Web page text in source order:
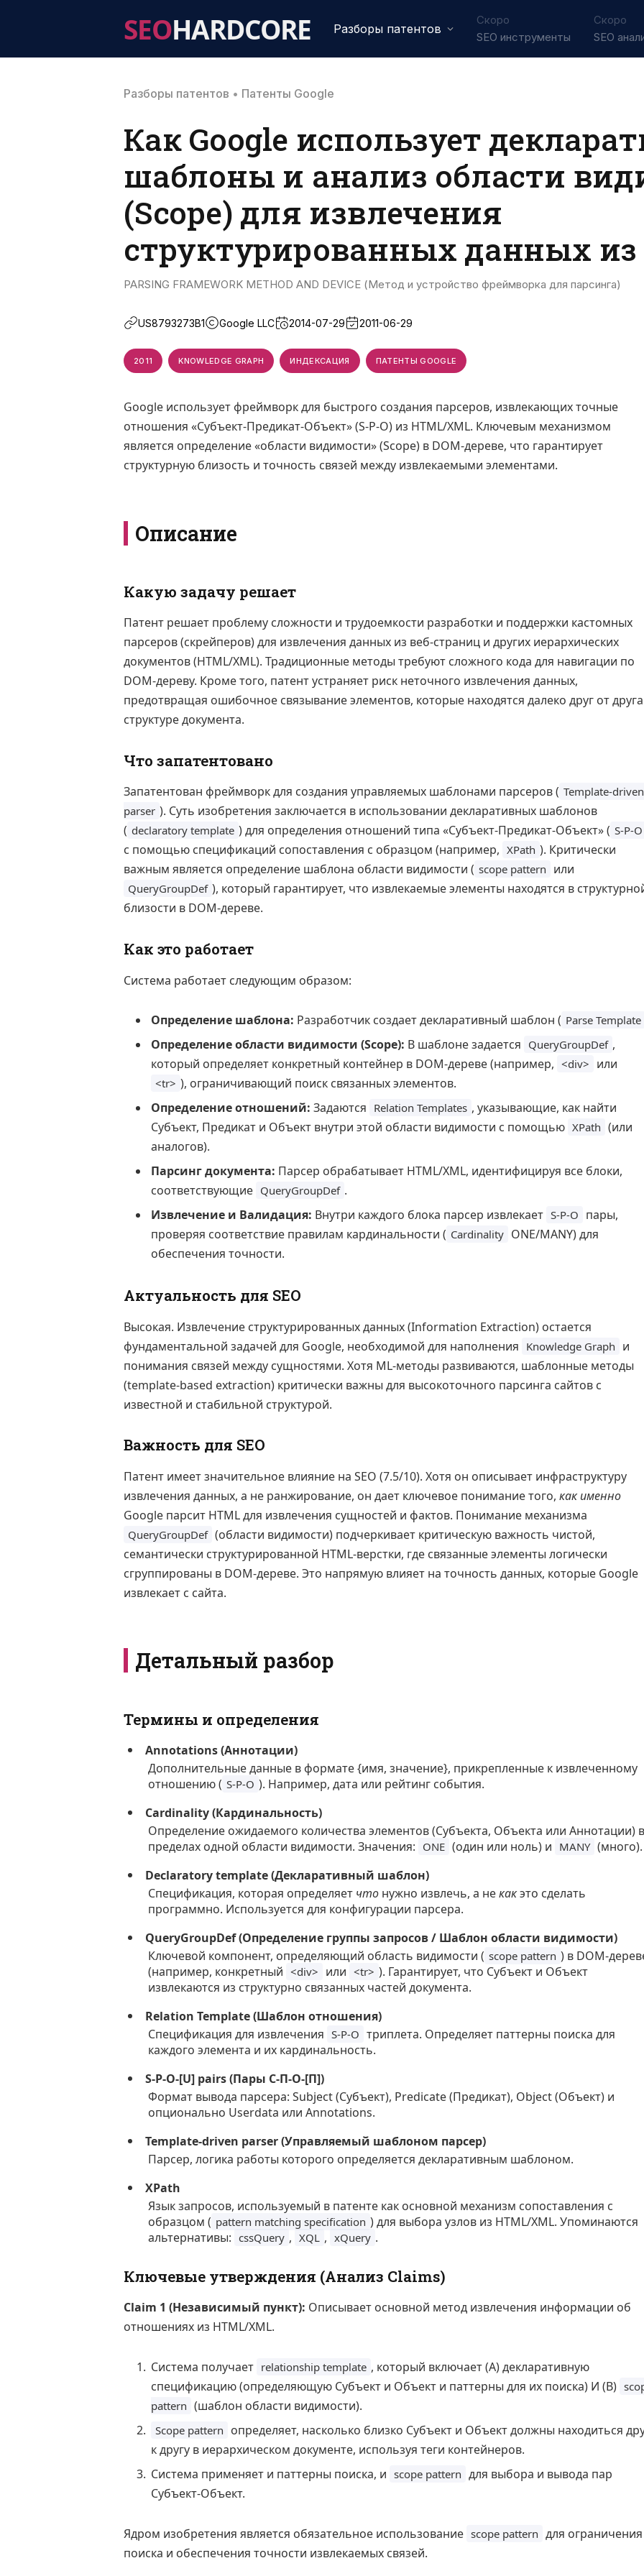
SEOHARDCORE Разборы патентов
Скоро
SEO инструменты
Скоро
SEO
Разборы патентов • Патенты Google
Как Google использует
шаблоны и анализ области
(Scope) для извлечения
структурированных данных из
PARSING FRAMEWORK METHOD AND DEVICE (Метод и устройство фреймворка для парсинга)
US8793273B1 Google LLC 2014-07-29 2011-06-29
2011 KNOWLEDGE GRAPH ИНДЕКСАЦИЯ ПАТЕНТЫ GOOGLE
Google использует фреймворк для быстрого создания парсеров, извлекающих точные
отношения «Субъект-Предикат-Объект» (S-P-O) из HTML/XML. Ключевым механизмом
является определение «области видимости» (Scope) в DOM-дереве, что гарантирует
структурную близость и точность связей между извлекаемыми элементами.
Описание
Какую задачу решает
Патент решает проблему сложности и трудоемкости разработки и поддержки кастомных
парсеров (скрейперов) для извлечения данных из веб-страниц и других иерархических
документов (HTML/XML). Традиционные методы требуют сложного кода для навигации по
DOM-дереву. Кроме того, патент устраняет риск неточного извлечения данных,
предотвращая ошибочное связывание элементов, которые находятся далеко друг от
структуре документа.
Что запатентовано
Запатентован фреймворк для создания управляемых шаблонами парсеров ( Template-driven
parser ). Суть изобретения заключается в использовании декларативных шаблонов
( declaratory template ) для определения отношений типа «Субъект-Предикат-Объект» ( S-P-O
с помощью спецификаций сопоставления с образцом (например, XPath ). Критически
важным является определение шаблона области видимости ( scope pattern или
QueryGroupDef ), который гарантирует, что извлекаемые элементы находятся в
близости в DOM-дереве.
Как это работает
Система работает следующим образом:
Определение шаблона: Разработчик создает декларативный шаблон ( Parse Template
Определение области видимости (Scope): В шаблоне задается QueryGroupDef ,
который определяет конкретный контейнер в DOM-дереве (например, <div> или
<tr> ), ограничивающий поиск связанных элементов.
Определение отношений: Задаются Relation Templates , указывающие, как найти
Субъект, Предикат и Объект внутри этой области видимости с помощью XPath (или
аналогов).
Парсинг документа: Парсер обрабатывает HTML/XML, идентифицируя все блоки,
соответствующие QueryGroupDef .
Извлечение и Валидация: Внутри каждого блока парсер извлекает S-P-O пары,
проверяя соответствие правилам кардинальности ( Cardinality ONE/MANY) для
обеспечения точности.
Актуальность для SEO
Высокая. Извлечение структурированных данных (Information Extraction) остается
фундаментальной задачей для Google, необходимой для наполнения Knowledge Graph и
понимания связей между сущностями. Хотя ML-методы развиваются, шаблонные методы
(template-based extraction) критически важны для высокоточного парсинга сайтов с
известной и стабильной структурой.
Важность для SEO
Патент имеет значительное влияние на SEO (7.5/10). Хотя он описывает инфраструктуру
извлечения данных, а не ранжирование, он дает ключевое понимание того, как именно
Google парсит HTML для извлечения сущностей и фактов. Понимание механизма
QueryGroupDef (области видимости) подчеркивает критическую важность чистой,
семантически структурированной HTML-верстки, где связанные элементы логически
сгруппированы в DOM-дереве. Это напрямую влияет на точность данных, которые Google
извлекает с сайта.
Детальный разбор
Термины и определения
Annotations (Аннотации)
Дополнительные данные в формате {имя, значение}, прикрепленные к извлеченному
отношению ( S-P-O ). Например, дата или рейтинг события.
Cardinality (Кардинальность)
Определение ожидаемого количества элементов (Субъекта, Объекта или Аннотации) в
пределах одной области видимости. Значения: ONE (один или ноль) и MANY (много).
Declaratory template (Декларативный шаблон)
Спецификация, которая определяет чтонужно извлечь, а некакэто сделать
программно. Используется для конфигурации парсера.
QueryGroupDef (Определение группы запросов / Шаблон области видимости)
Ключевой компонент, определяющий область видимости ( scope pattern ) в DOM-
(например, конкретный <div> или <tr> ). Гарантирует, что Субъект и Объект
извлекаются из структурно связанных частей документа.
Relation Template (Шаблон отношения)
Спецификация для извлечения S-P-O триплета. Определяет паттерны поиска для
каждого элемента и их кардинальность.
S-P-O-[U] pairs (Пары С-П-О-[П])
Формат вывода парсера: Subject (Субъект), Predicate (Предикат), Object (Объект) и
опционально Userdata или Annotations.
Template-driven parser (Управляемый шаблоном парсер)
Парсер, логика работы которого определяется декларативным шаблоном.
XPath
Язык запросов, используемый в патенте как основной механизм сопоставления с
образцом ( pattern matching specification ) для выбора узлов из HTML/XML. Упоминаются
альтернативы: cssQuery , XQL , xQuery .
Ключевые утверждения (Анализ Claims)
Claim 1 (Независимый пункт): Описывает основной метод извлечения информации об
отношениях из HTML/XML.
Система получает relationship template , который включает (A) декларативную
спецификацию (определяющую Субъект и Объект и паттерны для их поиска) И (B)
pattern (шаблон области видимости).
Scope pattern определяет, насколько близко Субъект и Объект должны находиться
к другу в иерархическом документе, используя теги контейнеров.
Система применяет и паттерны поиска, и scope pattern для выбора и вывода пар
Субъект-Объект.
Ядром изобретения является обязательное использование scope pattern для ограничения
поиска и обеспечения точности извлекаемых связей.